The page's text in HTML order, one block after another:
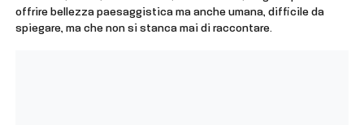
offrire bellezza paesaggistica ma anche umana, difficile da
spiegare, ma che non si stanca mai di raccontare.